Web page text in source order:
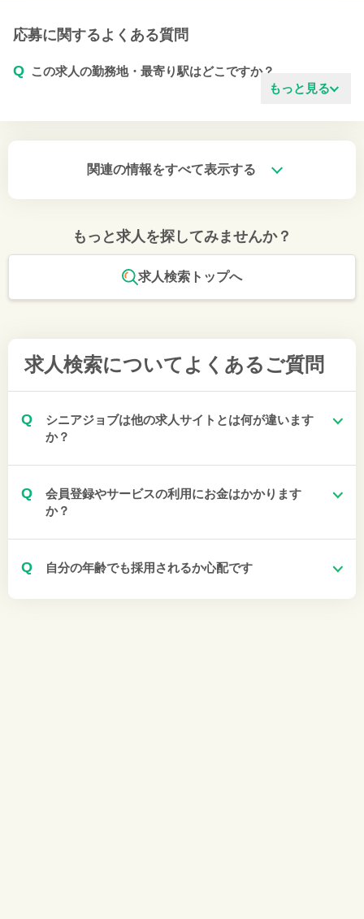
応募に関するよくある質問
Q この求人の勤務地・最寄り駅はどこですか？
もっと見る
関連の情報をすべて表示する
もっと求人を探してみませんか？
求人検索トップへ
求人検索について よくあるご質問
Q
シニアジョブは他の求人サイトとは何が違います
か？
Q
会員登録やサービスの利用にお金はかかります
か？
Q 自分の年齢でも採用されるか心配です